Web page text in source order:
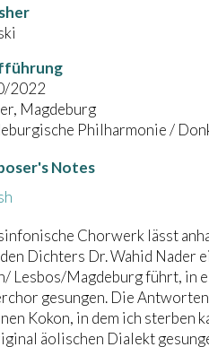
2022
Magdeburg
Philharmonie /
Notes
Chorwerk lässt
Dichters Dr. Wahid Nader
Lesbos/Magdeburg führt, in
gesungen. Die
Kokon, in dem ich sterben
äolischen Dialekt